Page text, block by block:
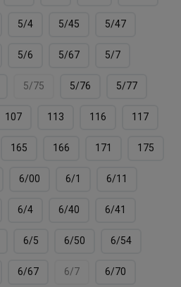
5/4 5/45 5/47
5/6 5/67 5/7
5/75 5/76 5/77
107 113 116 117
165 166 171 175
6/00 6/1 6/11
6/4 6/40 6/41
6/5 6/50 6/54
6/67 6/7 6/70